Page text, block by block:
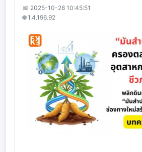
📅 2025-10-28 10:45:51
🌐 1.4.196.92